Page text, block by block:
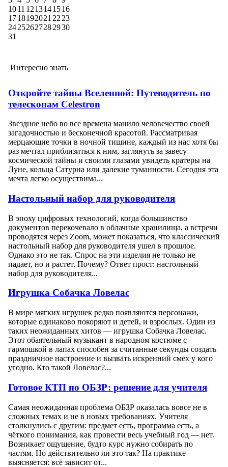
1011 1213141516
1718192021 22 23
24252627282930
31
Интересно знать
Откройте тайны Вселенной: Путеводитель по
телескопам Celestron
Звездное небо во все времена манило человечество своей
загадочностью и бесконечной красотой. Рассматривая
мерцающие точки в ночной тишине, каждый из нас хотя бы
раз мечтал приблизиться к ним, заглянуть за завесу
космической тайны и своими глазами увидеть кратеры на
Луне, кольца Сатурна или далекие туманности. Сегодня эта
мечта легко осуществима...
Настольный набор для руководителя
В эпоху цифровых технологий, когда большинство
документов перекочевало в облачные хранилища, а встречи
проводятся через Zoom, может показаться, что классический
настольный набор для руководителя ушел в прошлое.
Однако это не так. Спрос на эти изделия не только не
падает, но и растет. Почему? Ответ прост: настольный
набор для руководителя...
Игрушка Собачка Ловелас
В мире мягких игрушек редко появляются персонажи,
которые одинаково покоряют и детей, и взрослых. Один из
таких неожиданных хитов — игрушка Собачка Ловелас.
Этот обаятельный музыкант в народном костюме с
гармошкой в лапах способен за считанные секунды создать
праздничное настроение и вызвать искренний смех у кого
угодно. Кто такой Ловелас?...
Готовое КТП по ОБЗР: решение для учителя
Самая неожиданная проблема ОБЗР оказалась вовсе не в
сложных темах и не в новых требованиях. Учителя
столкнулись с другим: предмет есть, программа есть, а
чёткого понимания, как провести весь учебный год — нет.
Возникает ощущение, будто курс нужно собирать по
частям. Но действительно ли это так? На практике
выясняется: всё зависит от...